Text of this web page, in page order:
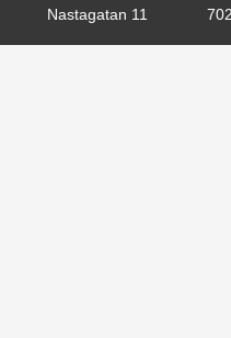
Nastagatan 11